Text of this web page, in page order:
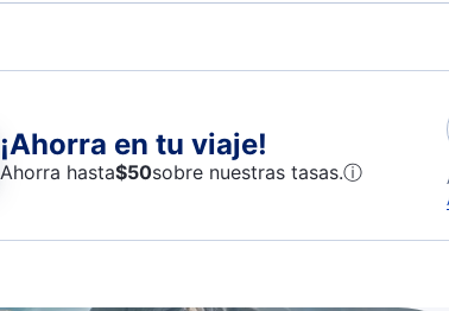
¡Ahorra en tu viaje!
Ahorra hasta$50sobre nuestras tasas.ⓘ